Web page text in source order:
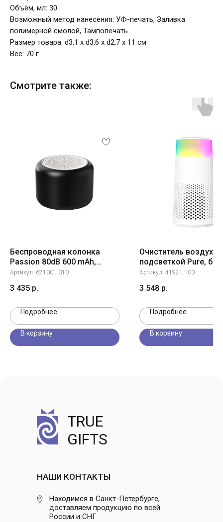
Объём, мл: 30
Возможный метод нанесения: УФ-печать, Заливка
полимерной смолой, Тампопечать
Размер товара: d3,1 х d3,6 х d2,7 х 11 см
Вес: 70 г
Смотрите также:
Беспроводная колонка
Passion 80dB 600 mAh,
черная
Артикул: 621001.010
3 435 р.
Подробнее
В корзину
Очиститель воздуха
подсветкой Pure,
Артикул: 41921.100
3 548 р.
Подробнее
В корзину
TRUE
GIFTS
НАШИ КОНТАКТЫ
Находимся в Санкт-Петербурге,
доставляем продукцию по всей
России и СНГ